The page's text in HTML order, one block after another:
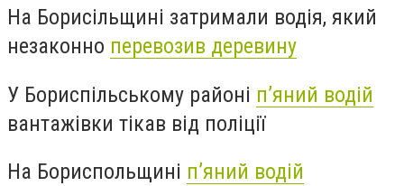
На Борисільщині затримали водія, який
незаконно перевозив деревину
У Бориспільському районі п’яний водій
вантажівки тікав від поліції
На Бориспольщині п’яний водій